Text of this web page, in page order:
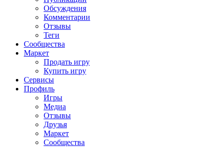
Обсуждения
Комментарии
Отзывы
Теги
Сообщества
Маркет
Продать игру
Купить игру
Сервисы
Профиль
Игры
Медиа
Отзывы
Друзья
Маркет
Сообщества